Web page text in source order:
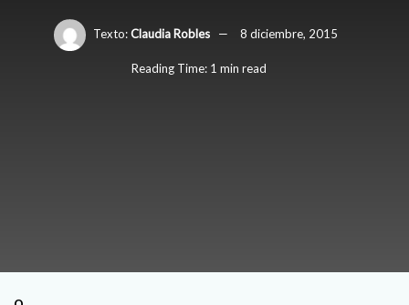
Texto:Claudia Robles 8 diciembre, 2015
Reading Time: 1 min read